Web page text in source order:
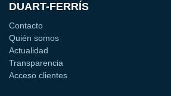
DUART-FERRÍS
Contacto
Quién somos
Actualidad
Transparencia
Acceso clientes